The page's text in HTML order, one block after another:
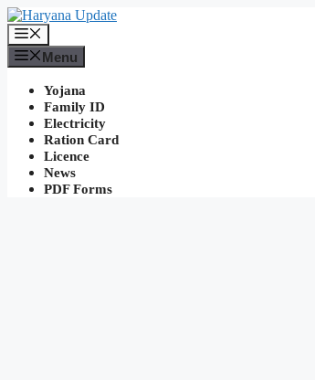
Skip
to
content
Menu
Yojana
Family ID
Electricity
Ration Card
Licence
News
PDF Forms